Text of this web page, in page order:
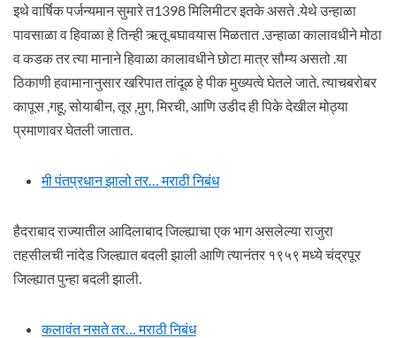
इथे वार्षिक पर्जन्यमान सुमारे त1398 मिलिमीटर इतके असते .येथे उन्हाळा
पावसाळा व हिवाळा हे तिन्ही ऋतू बघावयास मिळतात .उन्हाळा कालावधीने मोठा
व कडक तर त्या मानाने हिवाळा कालावधीने छोटा मात्र सौम्य असतो .या
ठिकाणी हवामानानुसार खरिपात तांदूळ हे पीक मुख्यत्वे घेतले जाते. त्याचबरोबर
कापूस ,गहू, सोयाबीन, तूर ,मुग, मिरची, आणि उडीद ही पिके देखील मोठ्या
प्रमाणावर घेतली जातात.
मी पंतप्रधान झालो तर… मराठी निबंध
हैदराबाद राज्यातील आदिलाबाद जिल्ह्याचा एक भाग असलेल्या राजुरा
तहसीलची नांदेड जिल्ह्यात बदली झाली आणि त्यानंतर १९५९ मध्ये चंद्रपूर
जिल्ह्यात पुन्हा बदली झाली.
कलावंत नसते तर… मराठी निबंध